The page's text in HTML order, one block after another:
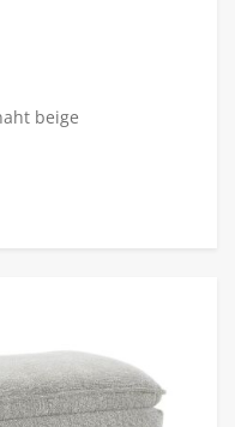
beige